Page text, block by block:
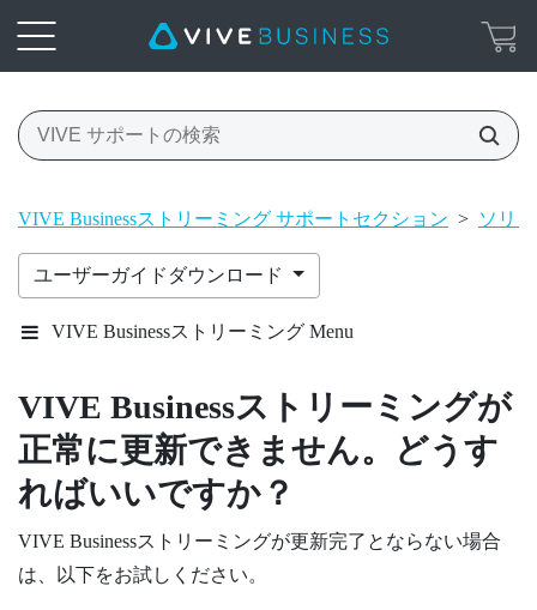
VIVE Businessストリーミング サポートセクション > ソリ
ユーザーガイドダウンロード
VIVE Businessストリーミング Menu
VIVE Businessストリーミングが
正常に更新できません。どうす
ればいいですか？
VIVE Businessストリーミングが更新完了とならない場合
は、以下をお試しください。